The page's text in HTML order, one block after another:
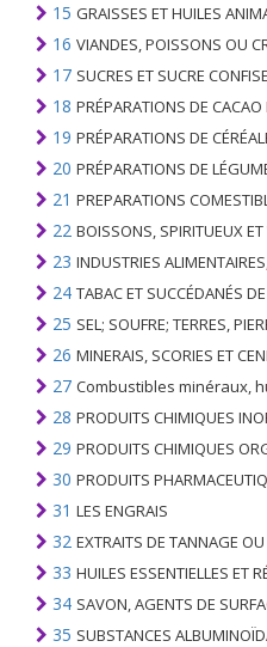
15 GRAISSES ET HUILES ANIMALES OU VÉGÉTALES ET LEURS
16 VIANDES, POISSONS OU CRUSTACÉS, MOLLUSQUES OU
17 SUCRES ET SUCRE
18 PRÉPARATIONS DE CACAO
19 PRÉPARATIONS DE CÉRÉALES, DE
20 PRÉPARATIONS DE LÉGUMES,
21 PREPARATIONS
22 BOISSONS, SPIRITUEUX ET
23 INDUSTRIES ALIMENTAIRES, RÉSIDUS ET
24 TABAC ET SUCCÉDANÉS
25 SEL; SOUFRE; TERRES,
26 MINERAIS, SCORIES ET
27 Combustibles minéraux, huiles minérales et produits de
28 PRODUITS CHIMIQUES INORGANIQUES; COMPOSÉS ORGANIQUES ET
29 PRODUITS CHIMIQUES
30 PRODUITS
31 LES ENGRAIS
32 EXTRAITS DE TANNAGE OU DE TEINTURE; TANINS ET LEURS DERIVES; COLORANTS,
33 HUILES ESSENTIELLES ET RÉSINOÏDES;
34 SAVON, AGENTS DE SURFACE ORGANIQUES; LAVAGE, LUBRIFICATION, POLISSAGE OU PRÉPARATION À L'ÉPURATION; CIRES
35 SUBSTANCES